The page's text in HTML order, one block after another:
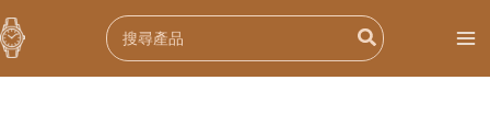
跳
至
内
Search
for: